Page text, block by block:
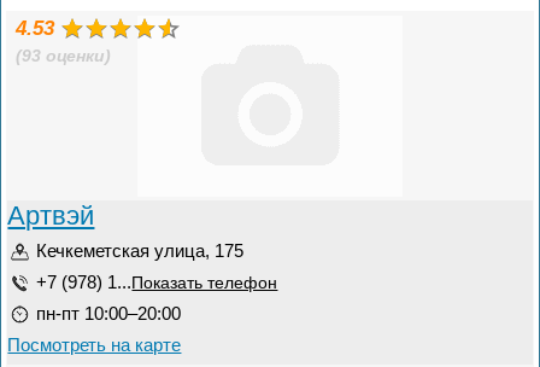
4.53
(93 оценки)
Артвэй
Кечкеметская улица, 175
+7 (978) 1... Показать телефон
пн-пт 10:00–20:00
Посмотреть на карте